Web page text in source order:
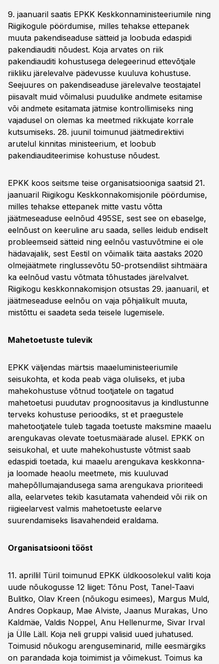
9. jaanuaril saatis EPKK Keskkonnaministeeriumile ning
Riigikogule pöördumise, milles tehakse ettepanek
muuta pakendiseaduse sätteid ja loobuda edaspidi
pakendiauditi nõudest. Koja arvates on riik
pakendiauditi kohustusega delegeerinud ettevõtjale
riikliku järelevalve pädevusse kuuluva kohustuse.
Seejuures on pakendiseaduse järelevalve teostajatel
piisavalt muid võimalusi puudulike andmete esitamise
või andmete esitamata jätmise kontrollimiseks ning
vajadusel on olemas ka meetmed rikkujate korrale
kutsumiseks. 28. juunil toimunud jäätmedirektiivi
arutelul kinnitas ministeerium, et loobub
pakendiauditeerimise kohustuse nõudest.
EPKK koos seitsme teise organisatsiooniga saatsid 21.
jaanuaril Riigikogu Keskkonnakomisjonile pöördumise,
milles tehakse ettepanek mitte vastu võtta
jäätmeseaduse eelnõud 495SE, sest see on ebaselge,
eelnõust on keeruline aru saada, selles leidub endiselt
probleemseid sätteid ning eelnõu vastuvõtmine ei ole
hädavajalik, sest Eestil on võimalik täita aastaks 2020
olmejäätmete ringlussevõtu 50-protsendilist sihtmäära
ka eelnõud vastu võtmata tõhustades järelvalvet.
Riigikogu keskkonnakomisjon otsustas 29. jaanuaril, et
jäätmeseaduse eelnõu on vaja põhjalikult muuta,
mistõttu ei saadeta seda teisele lugemisele.
Mahetoetuste tulevik
EPKK väljendas märtsis maaeluministeeriumile
seisukohta, et koda peab väga oluliseks, et juba
mahekohustuse võtnud tootjatele on tagatud
mahetoetusi puudutav prognoositavus ja kindlustunne
terveks kohustuse perioodiks, st et praegustele
mahetootjatele tuleb tagada toetuste maksmine maaelu
arengukavas olevate toetusmäärade alusel. EPKK on
seisukohal, et uute mahekohustuste võtmist saab
edaspidi toetada, kui maaelu arengukava keskkonna-
ja loomade heaolu meetmete, mis kuuluvad
mahepõllumajandusega sama arengukava prioriteedi
alla, eelarvetes tekib kasutamata vahendeid või riik on
riigieelarvest valmis mahetoetuste eelarve
suurendamiseks lisavahendeid eraldama.
Organisatsiooni tööst
11. aprillil Türil toimunud EPKK üldkoosolekul valiti koja
uude nõukogusse 12 liiget: Tõnu Post, Tanel-Taavi
Bulitko, Olav Kreen (nõukogu esimees), Margus Muld,
Andres Oopkaup, Mae Alviste, Jaanus Murakas, Uno
Kaldmäe, Valdis Noppel, Anu Hellenurme, Sivar Irval
ja Ülle Läll. Koja neli gruppi valisid uued juhatused.
Toimusid nõukogu arenguseminarid, mille eesmärgiks
on parandada koja toimimist ja võimekust. Toimus ka